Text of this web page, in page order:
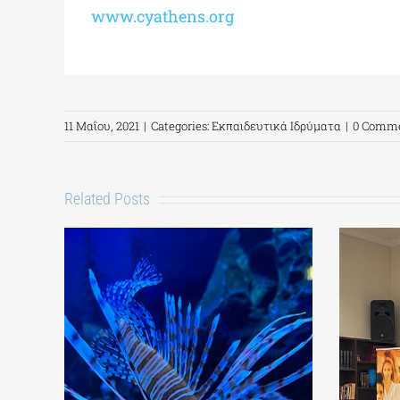
www.cyathens.org
11 Μαΐου, 2021 | Categories:Εκπαιδευτικά Ιδρύματα | 0
Related Posts